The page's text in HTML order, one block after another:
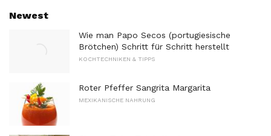
Newest
Wie man Papo Secos (portugiesische
Brötchen) Schritt für Schritt herstellt
KOCHTECHNIKEN & TIPPS
Roter Pfeffer Sangrita Margarita
MEXIKANISCHE NAHRUNG